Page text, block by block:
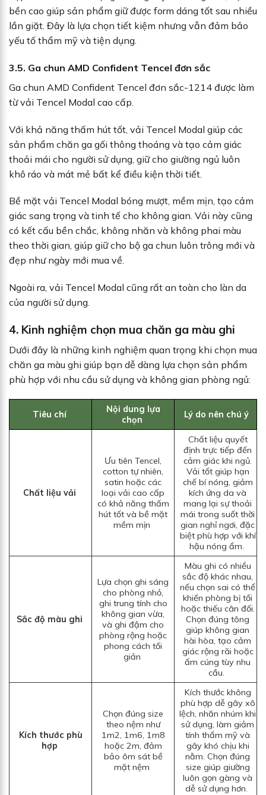
bền cao giúp sản phẩm giữ được form dáng tốt sau nhiều
lần giặt. Đây là lựa chọn tiết kiệm nhưng vẫn đảm bảo
yếu tố thẩm mỹ và tiện dụng.
3.5. Ga chun AMD Confident Tencel đơn sắc
Ga chun AMD Confident Tencel đơn sắc-1214 được làm
từ vải Tencel Modal cao cấp.
Với khả năng thấm hút tốt, vải Tencel Modal giúp các
sản phẩm chăn ga gối thông thoáng và tạo cảm giác
thoải mái cho người sử dụng, giữ cho giường ngủ luôn
khô ráo và mát mẻ bất kể điều kiện thời tiết.
Bề mặt vải Tencel Modal bóng mượt, mềm mịn, tạo cảm
giác sang trọng và tinh tế cho không gian. Vải này cũng
có kết cấu bền chắc, không nhăn và không phai màu
theo thời gian, giúp giữ cho bộ ga chun luôn trông mới và
đẹp như ngày mới mua về.
Ngoài ra, vải Tencel Modal cũng rất an toàn cho làn da
của người sử dụng.
4. Kinh nghiệm chọn mua chăn ga màu ghi
Dưới đây là những kinh nghiệm quan trọng khi chọn mua
chăn ga màu ghi giúp bạn dễ dàng lựa chọn sản phẩm
phù hợp với nhu cầu sử dụng và không gian phòng ngủ:
Tiêu chí
Nội dung lựa
chọn
Lý do nên chú ý
Chất liệu vải
Ưu tiên Tencel,
cotton tự nhiên,
satin hoặc các
loại vải cao cấp
có khả năng thấm
hút tốt và bề mặt
mềm mịn
Chất liệu quyết
định trực tiếp đến
cảm giác khi ngủ.
Vải tốt giúp hạn
chế bí nóng, giảm
kích ứng da và
mang lại sự thoải
mái trong suốt thời
gian nghỉ ngơi, đặc
biệt phù hợp với khí
hậu nóng ẩm.
Sắc độ màu ghi
Lựa chọn ghi sáng
cho phòng nhỏ,
ghi trung tính cho
không gian vừa,
và ghi đậm cho
phòng rộng hoặc
phong cách tối
giản
Màu ghi có nhiều
sắc độ khác nhau,
nếu chọn sai có thể
khiến phòng bị tối
hoặc thiếu cân đối.
Chọn đúng tông
giúp không gian
hài hòa, tạo cảm
giác rộng rãi hoặc
ấm cúng tùy nhu
cầu.
Kích thước phù
hợp
Chọn đúng size
theo nệm như
1m2, 1m6, 1m8
hoặc 2m, đảm
bảo ôm sát bề
mặt nệm
Kích thước không
phù hợp dễ gây xô
lệch, nhăn nhúm khi
sử dụng, làm giảm
tính thẩm mỹ và
gây khó chịu khi
nằm. Chọn đúng
size giúp giường
luôn gọn gàng và
dễ sử dụng hơn.